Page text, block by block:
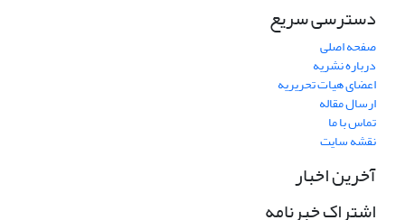
دسترسی سریع
صفحه اصلی
درباره نشریه
اعضای هیات تحریریه
ارسال مقاله
تماس با ما
نقشه سایت
آخرین اخبار
اشتراک خبرنامه